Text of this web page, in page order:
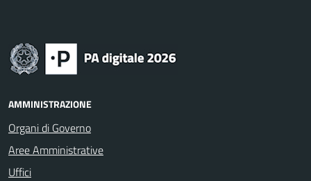
AMMINISTRAZIONE
Organi di Governo
Aree Amministrative
Uffici